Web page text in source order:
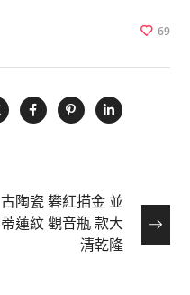
69
古陶瓷 礬紅描金 並
蒂蓮紋 觀音瓶 款大
清乾隆